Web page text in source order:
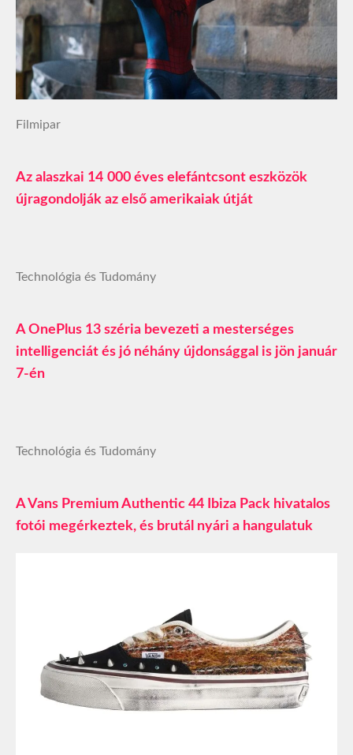
Filmipar
Az alaszkai 14 000 éves elefántcsont eszközök
újragondolják az első amerikaiak útját
Technológia és Tudomány
A OnePlus 13 széria bevezeti a mesterséges
intelligenciát és jó néhány újdonsággal is jön január
7-én
Technológia és Tudomány
A Vans Premium Authentic 44 Ibiza Pack hivatalos
fotói megérkeztek, és brutál nyári a hangulatuk